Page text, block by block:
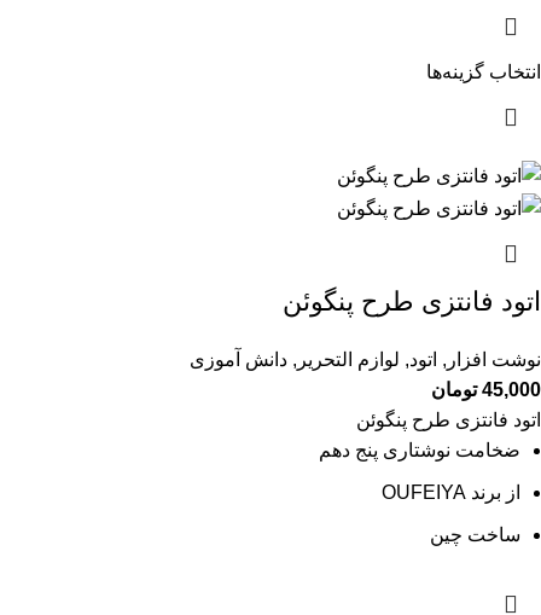
انتخاب گزینه‌ها
اتود فانتزی طرح پنگوئن
نوشت افزار , اتود, لوازم التحریر , دانش آموزی
45,000 تومان
اتود فانتزی طرح پنگوئن
ضخامت نوشتاری پنج دهم
از برند OUFEIYA
ساخت چین